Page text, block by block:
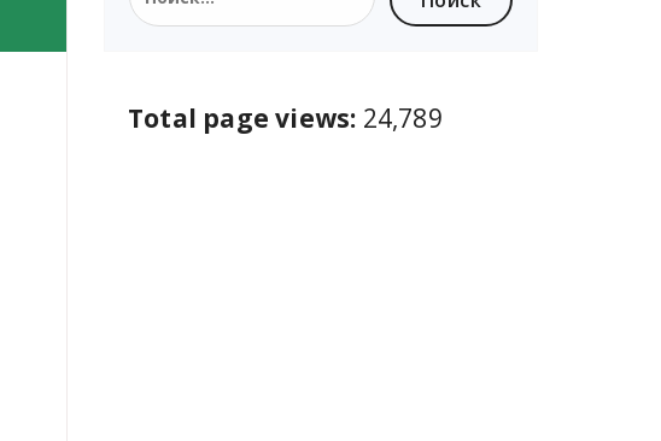
Total page views: 24,789